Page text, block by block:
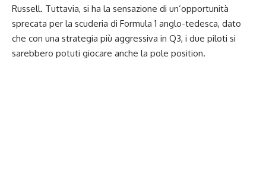
Russell. Tuttavia, si ha la sensazione di un’opportunità
sprecata per la scuderia di Formula 1 anglo-tedesca, dato
che con una strategia più aggressiva in Q3, i due piloti si
sarebbero potuti giocare anche la pole position.